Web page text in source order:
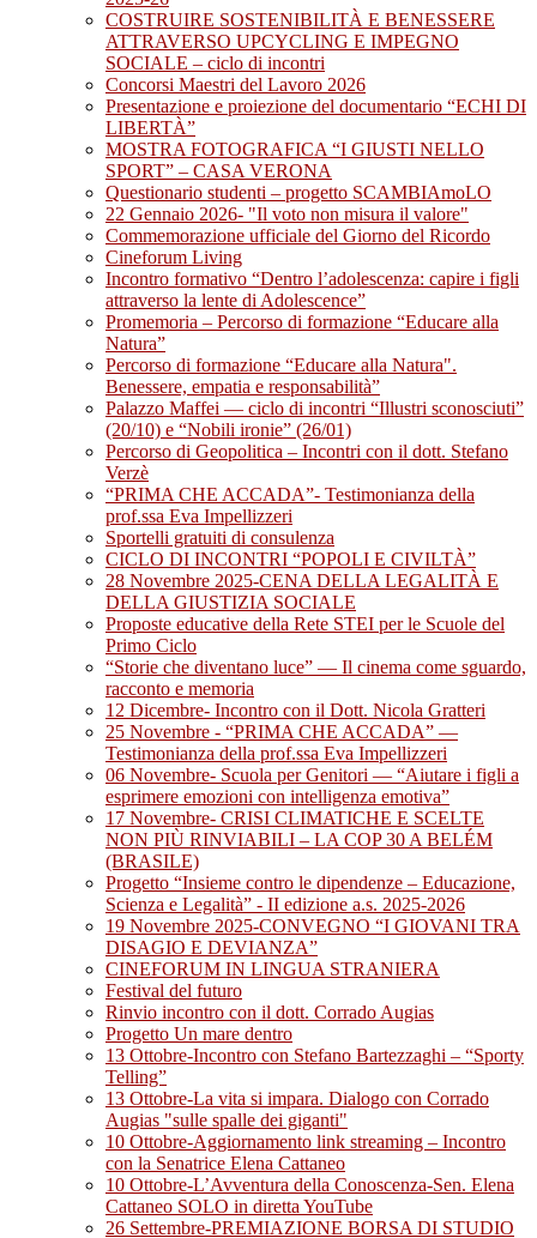
COSTRUIRE SOSTENIBILITÀ E BENESSERE
ATTRAVERSO UPCYCLING E IMPEGNO
SOCIALE – ciclo di incontri
Concorsi Maestri del Lavoro 2026
Presentazione e proiezione del documentario “ECHI DI
LIBERTÀ”
MOSTRA FOTOGRAFICA “I GIUSTI NELLO
SPORT” – CASA VERONA
Questionario studenti – progetto SCAMBIAmoLO
22 Gennaio 2026- "Il voto non misura il valore"
Commemorazione ufficiale del Giorno del Ricordo
Cineforum Living
Incontro formativo “Dentro l’adolescenza: capire i figli
attraverso la lente di Adolescence”
Promemoria – Percorso di formazione “Educare alla
Natura”
Percorso di formazione “Educare alla Natura".
Benessere, empatia e responsabilità”
Palazzo Maffei — ciclo di incontri “Illustri sconosciuti”
(20/10) e “Nobili ironie” (26/01)
Percorso di Geopolitica – Incontri con il dott. Stefano
Verzè
“PRIMA CHE ACCADA”- Testimonianza della
prof.ssa Eva Impellizzeri
Sportelli gratuiti di consulenza
CICLO DI INCONTRI “POPOLI E CIVILTÀ”
28 Novembre 2025-CENA DELLA LEGALITÀ E
DELLA GIUSTIZIA SOCIALE
Proposte educative della Rete STEI per le Scuole del
Primo Ciclo
“Storie che diventano luce” — Il cinema come sguardo,
racconto e memoria
12 Dicembre- Incontro con il Dott. Nicola Gratteri
25 Novembre - “PRIMA CHE ACCADA” —
Testimonianza della prof.ssa Eva Impellizzeri
06 Novembre- Scuola per Genitori — “Aiutare i figli a
esprimere emozioni con intelligenza emotiva”
17 Novembre- CRISI CLIMATICHE E SCELTE
NON PIÙ RINVIABILI – LA COP 30 A BELÉM
(BRASILE)
Progetto “Insieme contro le dipendenze – Educazione,
Scienza e Legalità” - II edizione a.s. 2025-2026
19 Novembre 2025-CONVEGNO “I GIOVANI TRA
DISAGIO E DEVIANZA”
CINEFORUM IN LINGUA STRANIERA
Festival del futuro
Rinvio incontro con il dott. Corrado Augias
Progetto Un mare dentro
13 Ottobre-Incontro con Stefano Bartezzaghi – “Sporty
Telling”
13 Ottobre-La vita si impara. Dialogo con Corrado
Augias "sulle spalle dei giganti"
10 Ottobre-Aggiornamento link streaming – Incontro
con la Senatrice Elena Cattaneo
10 Ottobre-L’Avventura della Conoscenza-Sen. Elena
Cattaneo SOLO in diretta YouTube
26 Settembre-PREMIAZIONE BORSA DI STUDIO